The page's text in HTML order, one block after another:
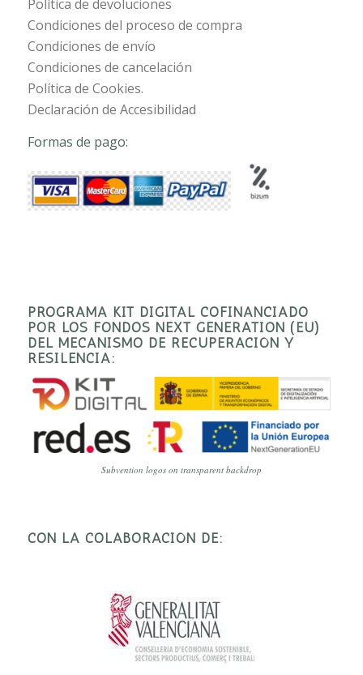
Política de devoluciones
Condiciones del proceso de compra
Condiciones de envío
Condiciones de cancelación
Política de Cookies.
Declaración de Accesibilidad
Formas de pago:
PROGRAMA KIT DIGITAL COFINANCIADO
POR LOS FONDOS NEXT GENERATION (EU)
DEL MECANISMO DE RECUPERACIÓN Y
RESILENCIA:
Subvention logos on transparent backdrop
CON LA COLABORACIÓN DE: